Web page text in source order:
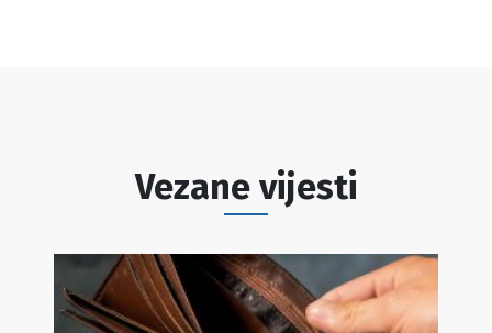
Vezane vijesti